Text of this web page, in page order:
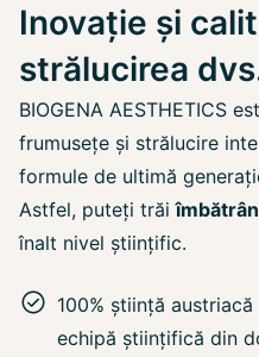
Inovație și
strălucirea
BIOGENA AESTHETICS
frumusețe și strălucire
formule de ultimă
Astfel, puteți trăi
înalt nivel științific.
100% știință
echipă științifică din